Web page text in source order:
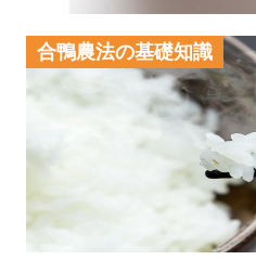
合鴨農法の基礎知識